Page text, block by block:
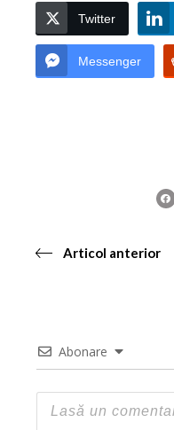
Twitter
Messenger
Articol anterior
Abonare